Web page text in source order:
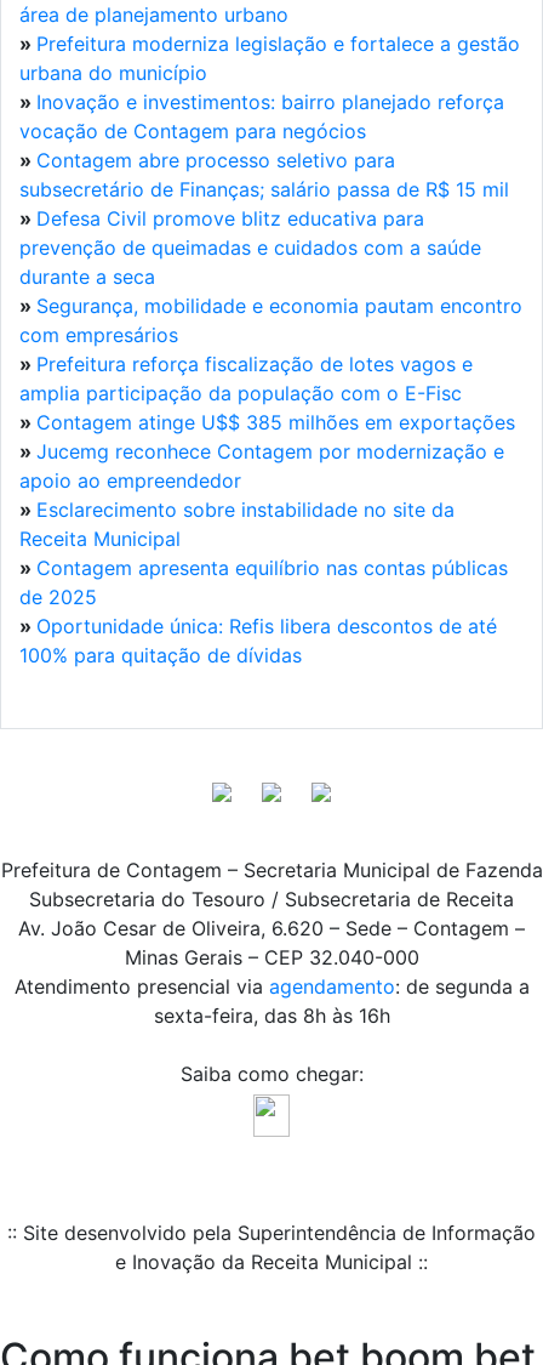
área de planejamento urbano
» Prefeitura moderniza legislação e fortalece a gestão
urbana do município
» Inovação e investimentos: bairro planejado reforça
vocação de Contagem para negócios
» Contagem abre processo seletivo para
subsecretário de Finanças; salário passa de R$ 15 mil
» Defesa Civil promove blitz educativa para
prevenção de queimadas e cuidados com a saúde
durante a seca
» Segurança, mobilidade e economia pautam encontro
com empresários
» Prefeitura reforça fiscalização de lotes vagos e
amplia participação da população com o E-Fisc
» Contagem atinge U$$ 385 milhões em exportações
» Jucemg reconhece Contagem por modernização e
apoio ao empreendedor
» Esclarecimento sobre instabilidade no site da
Receita Municipal
» Contagem apresenta equilíbrio nas contas públicas
de 2025
» Oportunidade única: Refis libera descontos de até
100% para quitação de dívidas
Prefeitura de Contagem – Secretaria Municipal de Fazenda
Subsecretaria do Tesouro / Subsecretaria de Receita
Av. João Cesar de Oliveira, 6.620 – Sede – Contagem –
Minas Gerais – CEP 32.040-000
Atendimento presencial via agendamento: de segunda a
sexta-feira, das 8h às 16h
Saiba como chegar:
:: Site desenvolvido pela Superintendência de Informação
e Inovação da Receita Municipal ::